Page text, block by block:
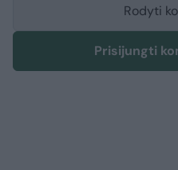
Rodyti
Prisijungti